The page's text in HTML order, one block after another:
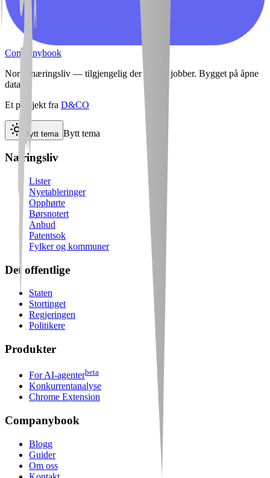
Companybook
Norsk næringsliv — tilgjengelig der din AI jobber. Bygget på åpne
data.
Et prosjekt fra D&CO
Bytt tema Bytt tema
Næringsliv
Lister
Nyetableringer
Opphørte
Børsnotert
Anbud
Patentsok
Fylker og kommuner
Det offentlige
Staten
Stortinget
Regjeringen
Politikere
Produkter
For AI-agenterbeta
Konkurrentanalyse
Chrome Extension
Companybook
Blogg
Guider
Om oss